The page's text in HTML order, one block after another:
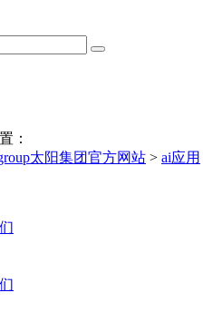
：
太阳集团官方网站 > ai应用